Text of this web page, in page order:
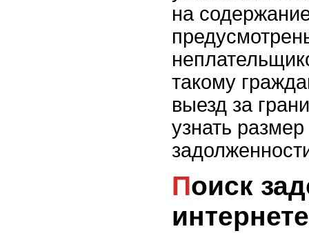
на
такому
выезд за
узнать
Поиск задолженности в
интернете